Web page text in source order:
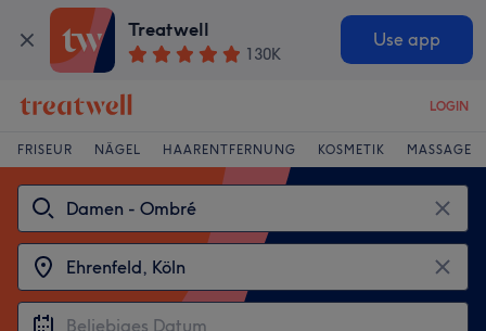
Treatwell
130K
Use app
LOGIN
FRISEUR NÄGEL HAARENTFERNUNG KOSMETIK MASSAGE